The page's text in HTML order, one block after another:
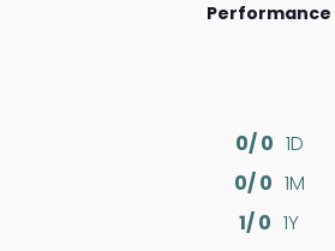
Performance
0/ 0 1D
0/ 0 1M
1/ 0 1Y